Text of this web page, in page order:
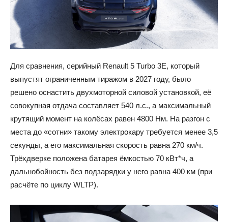
Для сравнения, серийный Renault 5 Turbo 3E, который
выпустят ограниченным тиражом в 2027 году, было
решено оснастить двухмоторной силовой установкой, её
совокупная отдача составляет 540 л.с., а максимальный
крутящий момент на колёсах равен 4800 Нм. На разгон с
места до «сотни» такому электрокару требуется менее 3,5
секунды, а его максимальная скорость равна 270 км/ч.
Трёхдверке положена батарея ёмкостью 70 кВт*ч, а
дальнобойность без подзарядки у него равна 400 км (при
расчёте по циклу WLTP).